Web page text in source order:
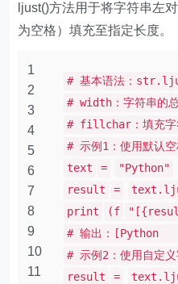
ljust()方法用于将字符串左
为空格）填充至指定长度。
1
2
3
4
5
6
7
8
9
10
11
# 基本语法：
# width：字符串的
# fillchar：填充字符
# 示例1：使用默认
text
=
"Python"
result
=
print
(f
# 输出：
# 示例2：使用自定
result
=